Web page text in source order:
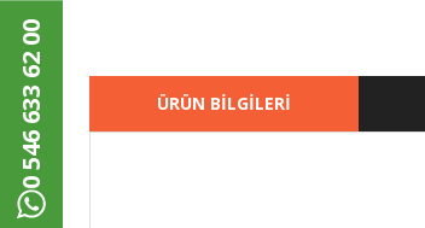
ÜRÜN BİLGİLERİ
0 546 633 62 00